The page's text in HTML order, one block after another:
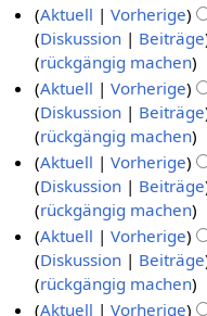
a
s
s
u
n
g
e
n
f
a
s
s
u
n
g
a
m
m
e
n
f
a
s
s
u
n
g
z
u
s
a
m
m
e
n
f
a
s
s
u
n
g
s
z
u
s
a
m
m
e
n
f
e
i
t
u
n
g
s
z
u
s
a
m
m
0
a
r
b
e
i
t
u
n
g
s
z
u
s
e
B
e
a
r
b
e
i
t
u
n
g
s
n
0
e
i
n
e
B
e
a
r
b
e
i
t
u
2
Aktuell Vorherige
Diskussion
Beiträge
K
e
i
n
e
B
e
a
r
b
e
rückgängig machen
Aktuell
Vorherige
Diskussion
Beiträge
K
e
i
n
e
B
e
a
rückgängig machen
Aktuell
Vorherige
Diskussion
Beiträge
K
e
i
n
e
rückgängig machen
Aktuell Vorherige
Diskussion
Beiträge
K
e
rückgängig machen
Aktuell
Vorherige